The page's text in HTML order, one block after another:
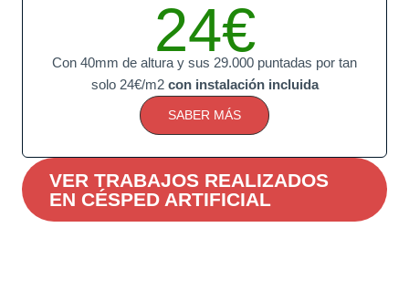
24€
Con 40mm de altura y sus 29.000 puntadas por tan
solo 24€/m2 con instalación incluida
SABER MÁS
VER TRABAJOS REALIZADOS
EN CÉSPED ARTIFICIAL